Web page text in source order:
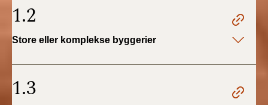
2020)
1.2
Store eller komplekse byggerier
1.3